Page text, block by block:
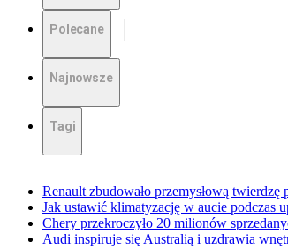
Polecane
Najnowsze
Tagi
Renault zbudowało przemysłową
Jak ustawić klimatyzację w aucie podczas
Chery przekroczyło 20 milionów
Audi inspiruje się Australią i uzdrawia